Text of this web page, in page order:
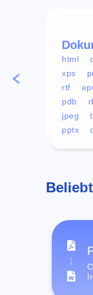
html
xps
rtf
pdb
jpeg
pptx